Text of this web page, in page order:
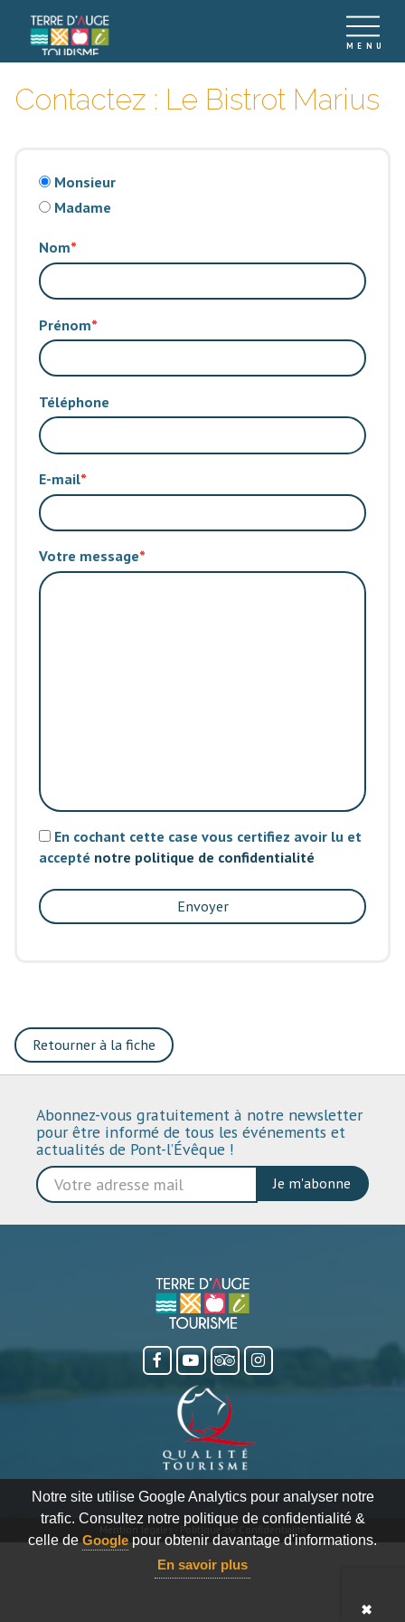
Notre site utilise Google Analytics pour analyser notre
trafic. Consultez notre politique de confidentialité &
celle de Google pour obtenir davantage d'informations.
En savoir plus
✖
Contactez : Le Bistrot Marius
Monsieur
Madame
Nom
Prénom
Téléphone
E-mail
Votre message
En cochant cette case vous certifiez avoir lu et
accepté notre politique de confidentialité
Envoyer
Retourner à la fiche
Abonnez-vous gratuitement à notre newsletter
pour être informé de tous les événements et
actualités de Pont-l’Évêque !
Je m'abonne
Politique de Confidentialité